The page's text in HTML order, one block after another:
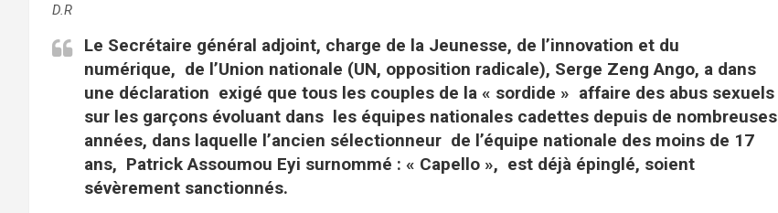
D.R
Le Secrétaire général adjoint, charge de la Jeunesse, de l’innovation et du
numérique, de l’Union nationale (UN, opposition radicale), Serge Zeng Ango, a dans
une déclaration exigé que tous les couples de la « sordide » affaire des abus sexuels
sur les garçons évoluant dans les équipes nationales cadettes depuis de nombreuses
années, dans laquelle l’ancien sélectionneur de l’équipe nationale des moins de 17
ans, Patrick Assoumou Eyi surnommé : « Capello », est déjà épinglé, soient
sévèrement sanctionnés.